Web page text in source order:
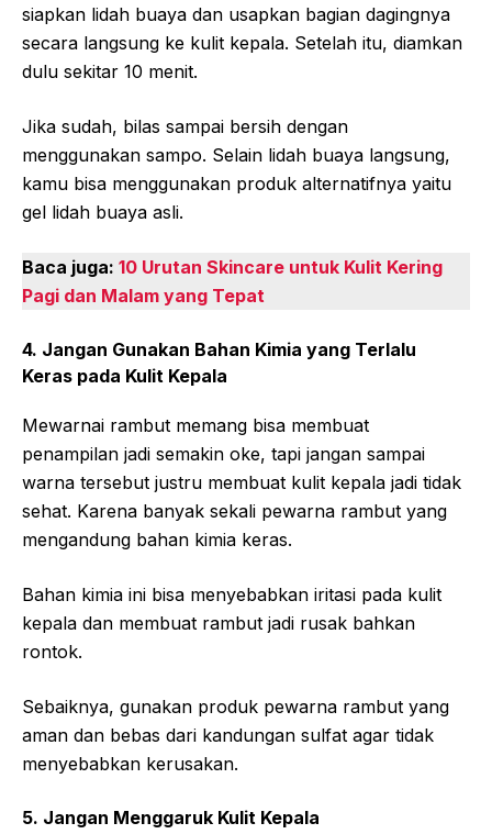
siapkan lidah buaya dan usapkan bagian dagingnya
secara langsung ke kulit kepala. Setelah itu, diamkan
dulu sekitar 10 menit.
Jika sudah, bilas sampai bersih dengan
menggunakan sampo. Selain lidah buaya langsung,
kamu bisa menggunakan produk alternatifnya yaitu
gel lidah buaya asli.
Baca juga: 10 Urutan Skincare untuk Kulit Kering
Pagi dan Malam yang Tepat
4. Jangan Gunakan Bahan Kimia yang Terlalu
Keras pada Kulit Kepala
Mewarnai rambut memang bisa membuat
penampilan jadi semakin oke, tapi jangan sampai
warna tersebut justru membuat kulit kepala jadi tidak
sehat. Karena banyak sekali pewarna rambut yang
mengandung bahan kimia keras.
Bahan kimia ini bisa menyebabkan iritasi pada kulit
kepala dan membuat rambut jadi rusak bahkan
rontok.
Sebaiknya, gunakan produk pewarna rambut yang
aman dan bebas dari kandungan sulfat agar tidak
menyebabkan kerusakan.
5. Jangan Menggaruk Kulit Kepala